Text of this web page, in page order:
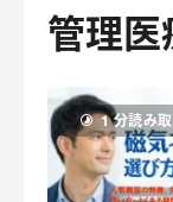
管理医
1 分読み